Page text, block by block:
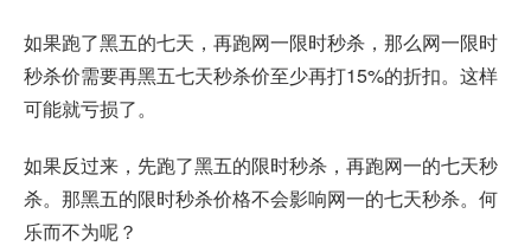
如果跑了黑五的七天，再跑网一限时秒杀，那么网一限时
秒杀价需要再黑五七天秒杀价至少再打15%的折扣。这样
可能就亏损了。
如果反过来，先跑了黑五的限时秒杀，再跑网一的七天秒
杀。那黑五的限时秒杀价格不会影响网一的七天秒杀。何
乐而不为呢？